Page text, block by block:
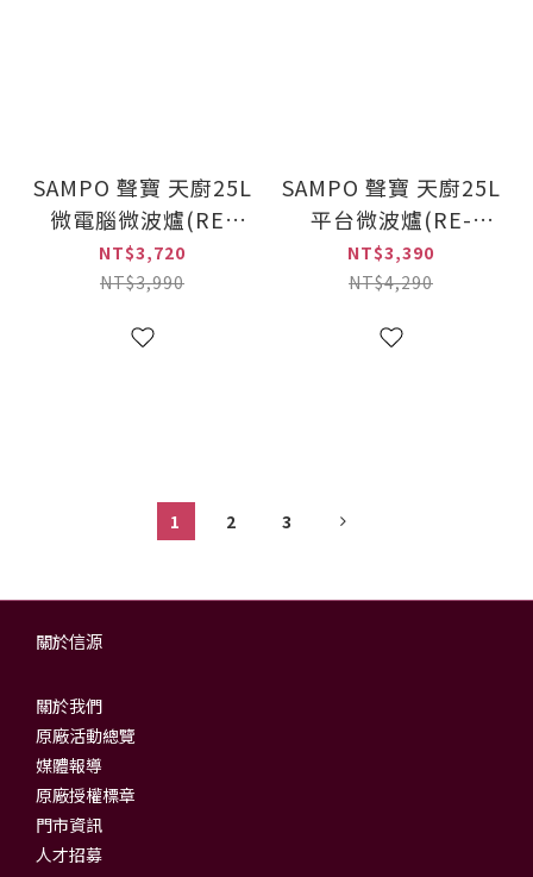
SAMPO 聲寶 天廚25L
微電腦微波爐(RE-
J253TM)
NT$3,720
NT$3,990
SAMPO 聲寶 天廚25L
平台微波爐(RE-
N225PR)
NT$3,390
NT$4,290
1 2 3
關於信源
關於我們
原廠活動總覽
媒體報導
原廠授權標章
門市資訊
人才招募